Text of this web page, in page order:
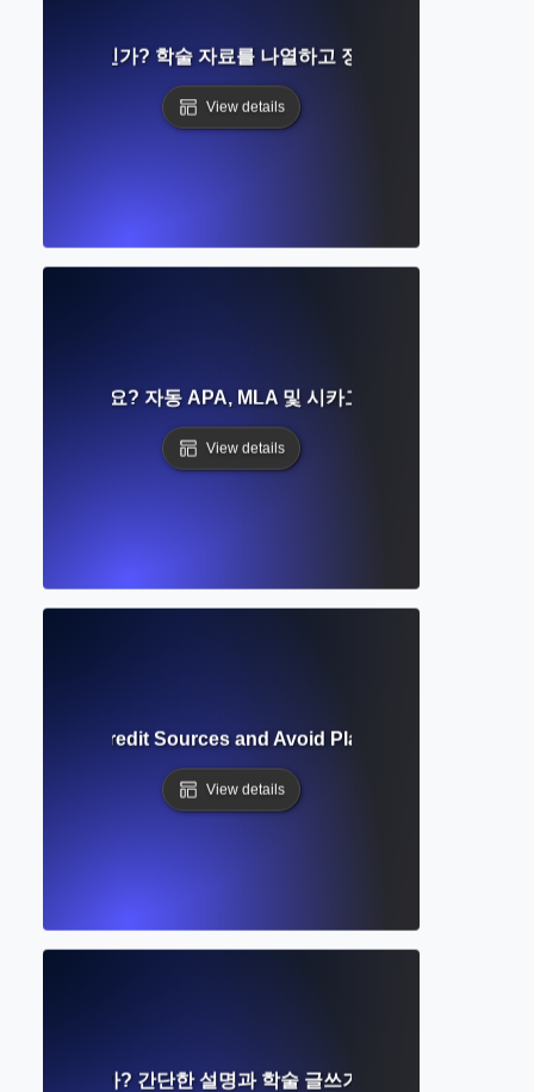
란 무엇인가? 학술 자료를 나열하고 정리하는 방법 이해하
View details
란 무엇인가요? 자동 APA, MLA 및 시카고 참조를 위한 쉬운
View details
How to Credit Sources and Avoid Plagiarism in
View details
란 무엇인가? 간단한 설명과 학술 글쓰기에서 사용하는 방법